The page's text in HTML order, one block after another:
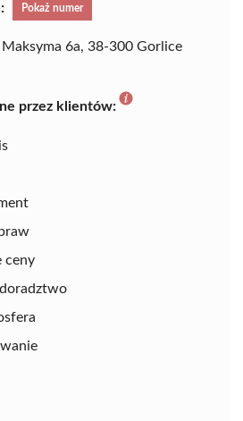
Pokaż numer
6a, 38-300 Gorlice
przez klientów:
ceny